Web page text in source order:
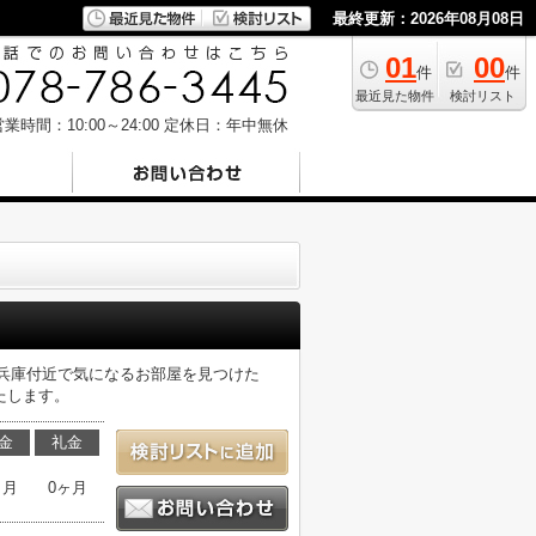
最終更新：2026年08月08日
01件
最近見た物件
00件
検討リスト
業時間：10:00～24:00 定休日：年中無休
庫付近で気になるお部屋を見つけた
ます。
礼金
0ヶ月